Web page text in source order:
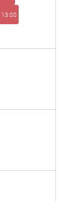
13:00